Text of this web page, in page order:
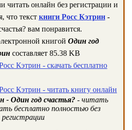
читать онлайн без регистрации и
что текст книги Росс Кэтрин-
вам понравится.
книгой Один год
составляет 85.38 KB
Кэтрин - скачать бесплатно
Кэтрин - читать книгу онлайн
- Один год счастья? - читать
бесплатно полностью без
регистрации